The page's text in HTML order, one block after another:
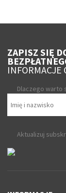
ZAPISZ SIĘ
INFORMACJE
Dlaczego warto
Aktualizuj